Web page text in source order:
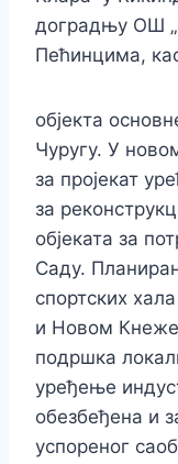
доградњу ОШ
Пећинцима,
објекта
Чуругу. У
за пројекат
за
објеката за
Саду.
спортских
и Новом
подршка
уређење
обезбеђена и
успореног